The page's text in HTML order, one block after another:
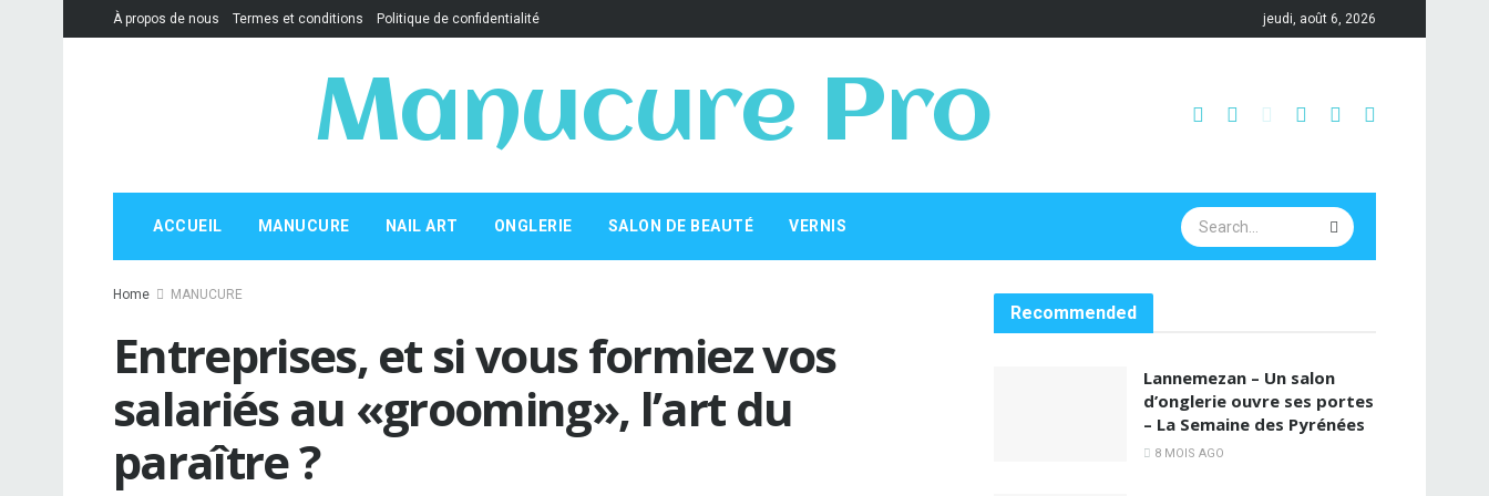
À propos de nous Termes et conditions Politique de confidentialité jeudi, août 6, 2026
Manucure Pro
ACCUEIL MANUCURE NAIL ART ONGLERIE SALON DE BEAUTÉ VERNIS
Home MANUCURE
Entreprises, et si vous formiez vos
salariés au «grooming», l’art du
paraître ?
Recommended
Lannemezan – Un salon
d’onglerie ouvre ses portes
– La Semaine des Pyrénées
8 MOIS AGO